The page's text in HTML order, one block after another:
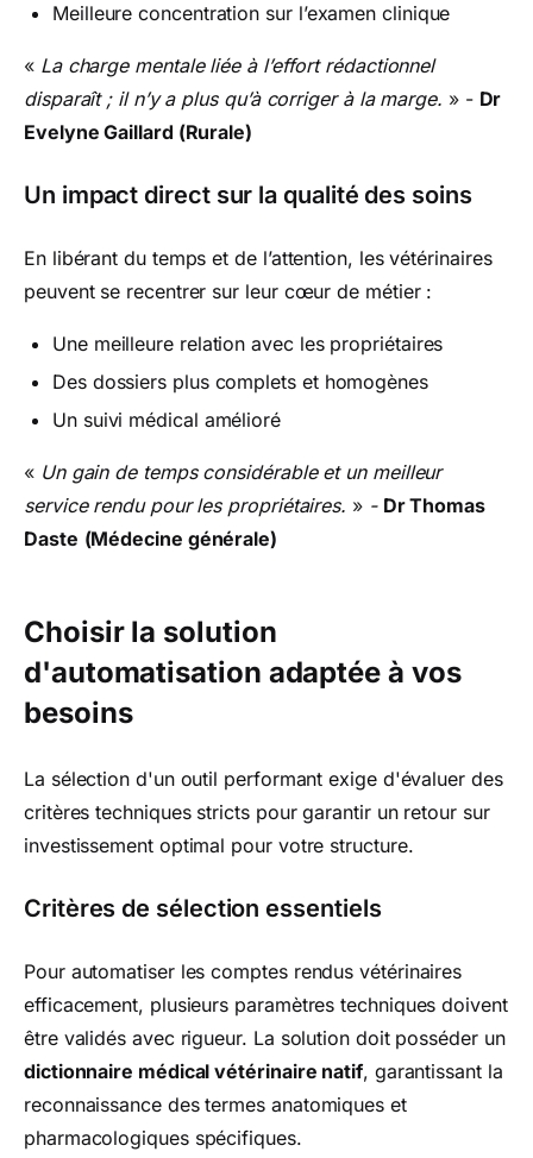
Meilleure concentration sur l’examen clinique
« La charge mentale liée à l’effort rédactionnel
disparaît ; il n’y a plus qu’à corriger à la marge. »- Dr
Evelyne Gaillard (Rurale)
Un impact direct sur la qualité des soins
En libérant du temps et de l’attention, les vétérinaires
peuvent se recentrer sur leur cœur de métier :
Une meilleure relation avec les propriétaires
Des dossiers plus complets et homogènes
Un suivi médical amélioré
« Un gain de temps considérable et un meilleur
service rendu pour les propriétaires. » - Dr Thomas
Daste (Médecine générale)
Choisir la solution
d'automatisation adaptée à vos
besoins
La sélection d'un outil performant exige d'évaluer des
critères techniques stricts pour garantir un retour sur
investissement optimal pour votre structure.
Critères de sélection essentiels
Pour automatiser les comptes rendus vétérinaires
efficacement, plusieurs paramètres techniques doivent
être validés avec rigueur. La solution doit posséder un
dictionnaire médical vétérinaire natif, garantissant la
reconnaissance des termes anatomiques et
pharmacologiques spécifiques.